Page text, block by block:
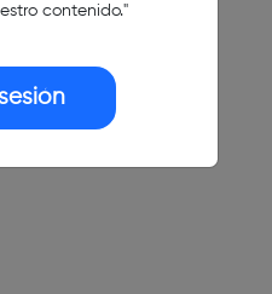
contenido."